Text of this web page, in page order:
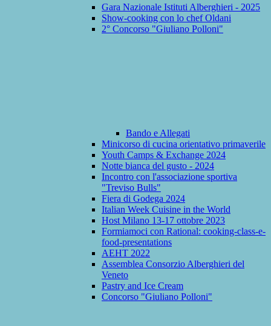
Gara Nazionale Istituti Alberghieri - 2025
Show-cooking con lo chef Oldani
2° Concorso "Giuliano Polloni"
Bando e Allegati
Minicorso di cucina orientativo primaverile
Youth Camps & Exchange 2024
Notte bianca del gusto - 2024
Incontro con l'associazione sportiva
"Treviso Bulls"
Fiera di Godega 2024
Italian Week Cuisine in the World
Host Milano 13-17 ottobre 2023
Formiamoci con Rational: cooking-class-e-
food-presentations
AEHT 2022
Assemblea Consorzio Alberghieri del
Veneto
Pastry and Ice Cream
Concorso "Giuliano Polloni"